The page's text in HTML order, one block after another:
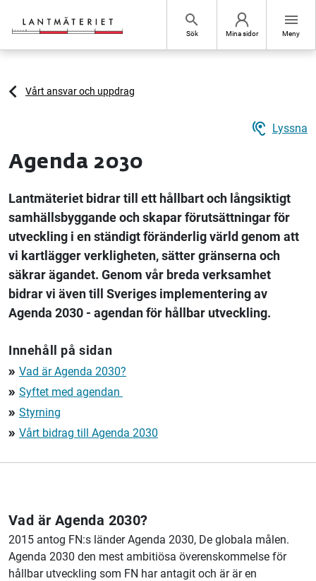
search
Sök Mina sidor
menu
Meny
Vårt ansvar och uppdrag
hearing Lyssna
Agenda 2030
Lantmäteriet bidrar till ett hållbart och långsiktigt
samhällsbyggande och skapar förutsättningar för
utveckling i en ständigt föränderlig värld genom att
vi kartlägger verkligheten, sätter gränserna och
säkrar ägandet. Genom vår breda verksamhet
bidrar vi även till Sveriges implementering av
Agenda 2030 - agendan för hållbar utveckling.
Innehåll på sidan
double_arrow Vad är Agenda 2030?
double_arrow Syftet med agendan
double_arrow Styrning
double_arrow Vårt bidrag till Agenda 2030
Vad är Agenda 2030?
2015 antog FN:s länder Agenda 2030, De globala målen.
Agenda 2030 den mest ambitiösa överenskommelse för
hållbar utveckling som FN har antagit och är är en